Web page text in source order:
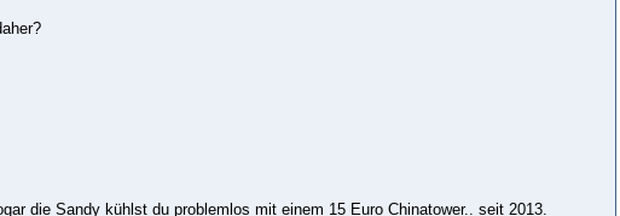
die Sandy kühlst du problemlos mit einem 15 Euro Chinatower.. seit 2013.